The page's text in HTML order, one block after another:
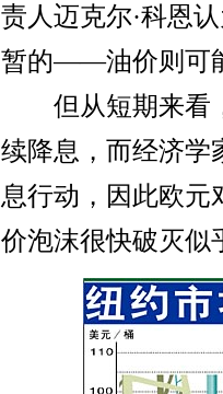
责人迈克尔·科恩
暂的——油价则可
但从短期来看，
续降息，而经济学
息行动，因此欧元
价泡沫很快破灭似